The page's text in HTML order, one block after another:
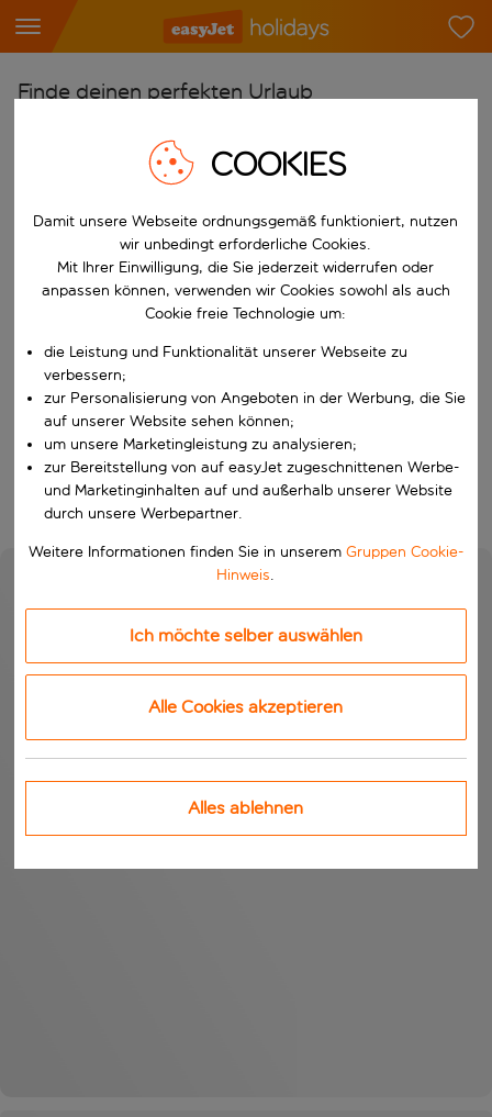
Finde deinen perfekten Urlaub
Flughafen wählen
Beginne mit der Eingabe für die automatische
Reiseziel wählen
Nach
Wähle ein Ab- und Rückflugdatum aus.
Reisezeitraum wählen
Wann
Wer
Suchen
COOKIES
Damit unsere Webseite ordnungsgemäß funktioniert, nutzen
wir unbedingt erforderliche Cookies.
Mit Ihrer Einwilligung, die Sie jederzeit widerrufen oder
anpassen können, verwenden wir Cookies sowohl als auch
Cookie freie Technologie um:
die Leistung und Funktionalität unserer Webseite zu
verbessern;
zur Personalisierung von Angeboten in der Werbung, die Sie
auf unserer Website sehen können;
um unsere Marketingleistung zu analysieren;
zur Bereitstellung von auf easyJet zugeschnittenen Werbe-
und Marketinginhalten auf und außerhalb unserer Website
durch unsere Werbepartner.
Weitere Informationen finden Sie in unserem Gruppen Cookie-
Hinweis.
Ich möchte selber auswählen
Alle Cookies akzeptieren
Alles ablehnen